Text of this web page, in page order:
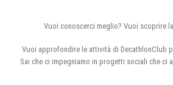
Vuoi conoscerci meglio? Vuoi scoprire
Vuoi approfondire le attività di DecathlonClub
Sai che ci impegniamo in progetti sociali che ci